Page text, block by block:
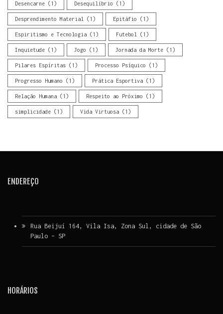
Desencarne (1) Desequilíbrio (1)
Desprendimento Material (1) Epitáfio (1)
Espiritismo e Tecnologia (1) Futebol (1)
Inquietude (1) Jogo (1) Jornada da Morte (1)
Pilares Espíritas (1) Processo Psíquico (1)
Progresso Humano (1) Prática Esportiva (1)
Relação Humana (1) Respeito ao Próximo (1)
simplicidade (1) Vida Virtuosa (1)
ENDEREÇO
Rua Beijuí 164, Vila Isa, Zona Sul, cidade de São
Paulo – SP
HORÁRIOS